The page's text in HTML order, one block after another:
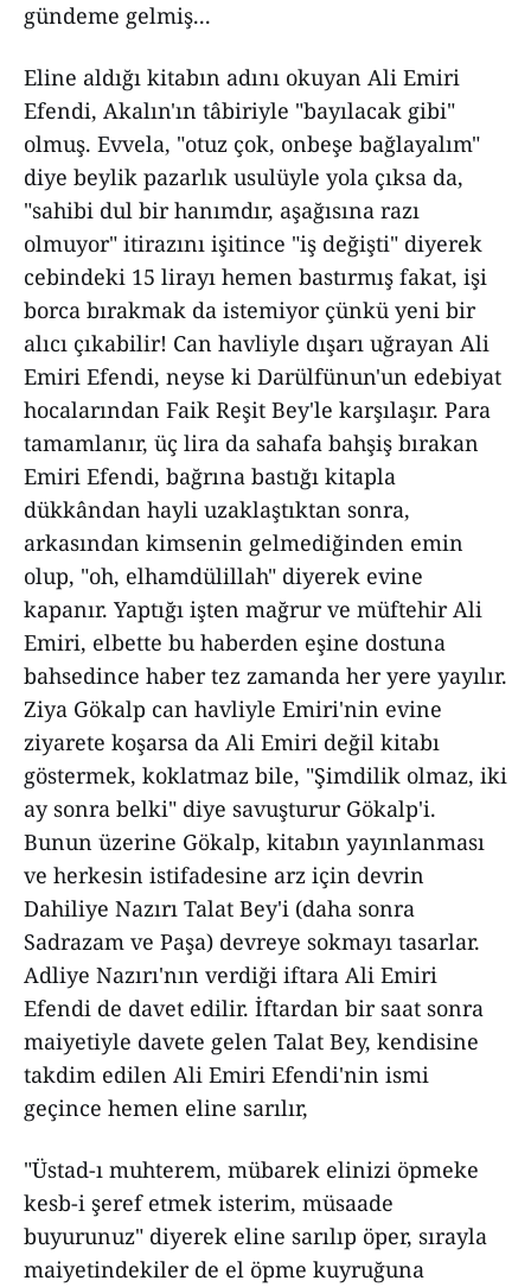
gündeme gelmiş...
Eline aldığı kitabın adını okuyan Ali Emiri
Efendi, Akalın'ın tâbiriyle "bayılacak gibi"
olmuş. Evvela, "otuz çok, onbeşe bağlayalım"
diye beylik pazarlık usulüyle yola çıksa da,
"sahibi dul bir hanımdır, aşağısına razı
olmuyor" itirazını işitince "iş değişti" diyerek
cebindeki 15 lirayı hemen bastırmış fakat, işi
borca bırakmak da istemiyor çünkü yeni bir
alıcı çıkabilir! Can havliyle dışarı uğrayan Ali
Emiri Efendi, neyse ki Darülfünun'un edebiyat
hocalarından Faik Reşit Bey'le karşılaşır. Para
tamamlanır, üç lira da sahafa bahşiş bırakan
Emiri Efendi, bağrına bastığı kitapla
dükkândan hayli uzaklaştıktan sonra,
arkasından kimsenin gelmediğinden emin
olup, "oh, elhamdülillah" diyerek evine
kapanır. Yaptığı işten mağrur ve müftehir Ali
Emiri, elbette bu haberden eşine dostuna
bahsedince haber tez zamanda her yere yayılır.
Ziya Gökalp can havliyle Emiri'nin evine
ziyarete koşarsa da Ali Emiri değil kitabı
göstermek, koklatmaz bile, "Şimdilik olmaz, iki
ay sonra belki" diye savuşturur Gökalp'i.
Bunun üzerine Gökalp, kitabın yayınlanması
ve herkesin istifadesine arz için devrin
Dahiliye Nazırı Talat Bey'i (daha sonra
Sadrazam ve Paşa) devreye sokmayı tasarlar.
Adliye Nazırı'nın verdiği iftara Ali Emiri
Efendi de davet edilir. İftardan bir saat sonra
maiyetiyle davete gelen Talat Bey, kendisine
takdim edilen Ali Emiri Efendi'nin ismi
geçince hemen eline sarılır,
"Üstad-ı muhterem, mübarek elinizi öpmeke
kesb-i şeref etmek isterim, müsaade
buyurunuz" diyerek eline sarılıp öper, sırayla
maiyetindekiler de el öpme kuyruğuna